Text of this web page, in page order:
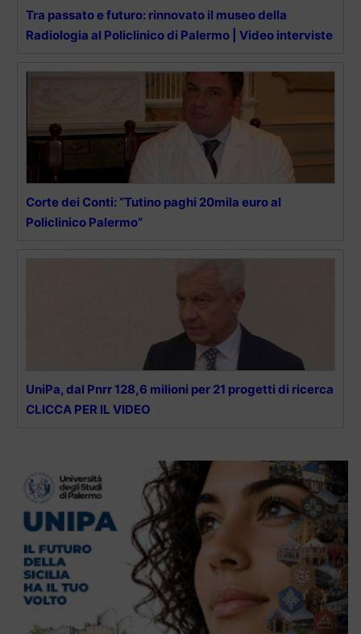
Tra passato e futuro: rinnovato il museo della
Radiologia al Policlinico di Palermo | Video interviste
Corte dei Conti: “Tutino paghi 20mila euro al
Policlinico Palermo”
UniPa, dal Pnrr 128,6 milioni per 21 progetti di ricerca
CLICCA PER IL VIDEO